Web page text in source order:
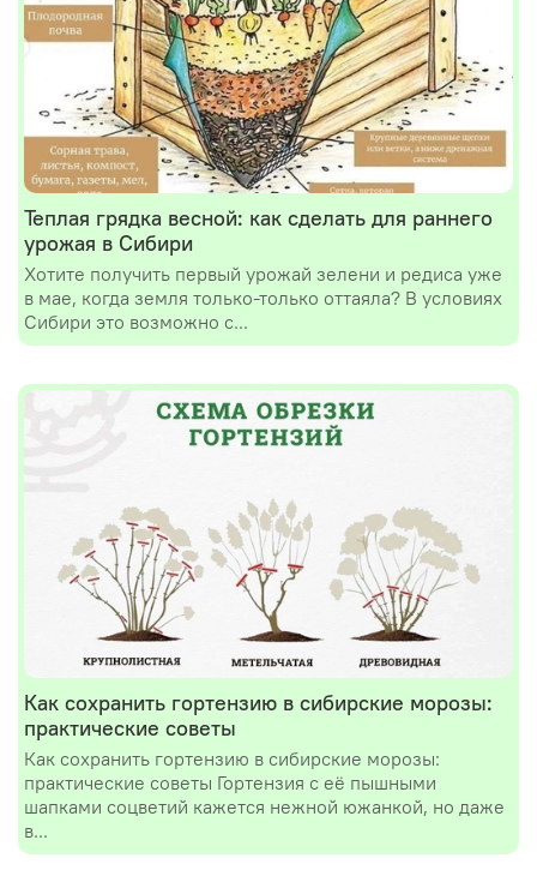
Теплая грядка весной: как сделать для раннего
урожая в Сибири
Хотите получить первый урожай зелени и редиса уже
в мае, когда земля только-только оттаяла? В условиях
Сибири это возможно с...
Как сохранить гортензию в сибирские морозы:
практические советы
Как сохранить гортензию в сибирские морозы:
практические советы Гортензия с её пышными
шапками соцветий кажется нежной южанкой, но даже
в...